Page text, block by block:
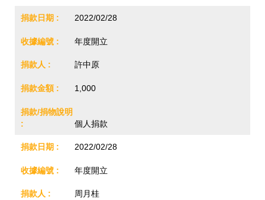
2022/02/28
年度開立
許中原
1,000
個人捐款
2022/02/28
年度開立
周月桂